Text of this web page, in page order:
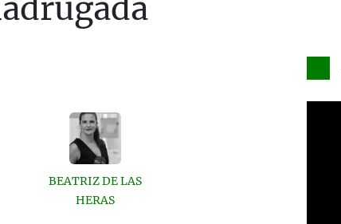
BEATRIZ DE LAS
HERAS